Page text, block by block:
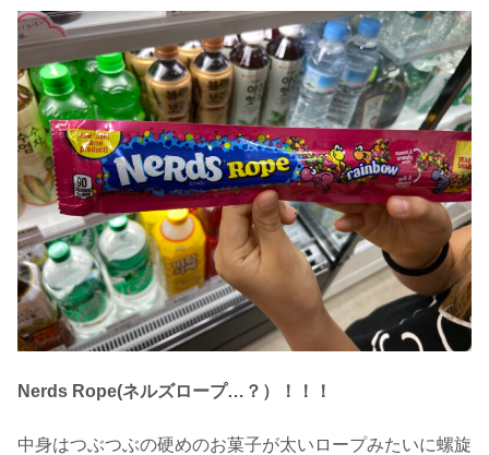
Nerds Rope(ネルズロープ…？）！！！
中身はつぶつぶの硬めのお菓子が太いロープみたいに螺旋